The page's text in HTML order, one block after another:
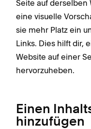
Seite auf derselben
eine visuelle
sie mehr Platz ein
Links. Dies hilft dir,
Website auf einer
hervorzuheben.
Einen
hinzufügen